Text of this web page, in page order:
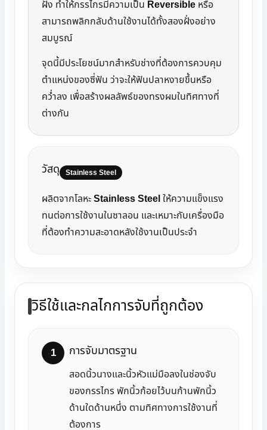
ฝั่ง ทำให้กรรไกรมีความเป็น Reversible หรือ
สามารถพลิกกลับด้านใช้งานได้ทั้งสองฝั่งอย่าง
สมบูรณ์
จุดนี้มีประโยชน์มากสำหรับช่างที่ต้องการควบคุม
ตำแหน่งของซี่ฟัน ว่าจะให้ฟันปลาหงายขึ้นหรือ
คว่ำลง เพื่อสร้างผลลัพธ์ของทรงผมในทิศทางที่
ต่างกัน
วัสดุ Stainless Steel
ผลิตจากโลหะStainless Steelให้ความแข็งแรง
ทนต่อการใช้งานในซาลอน และเหมาะกับเครื่องมือ
ที่ต้องทำความสะอาดหลังใช้งานเป็นประจำ
วิธีใช้และกลไกการจับที่ถูกต้อง
การจับมาตรฐาน
สอดนิ้วนางและนิ้วหัวแม่มือลงในช่องจับ
ของกรรไกร พักนิ้วก้อยไว้บนก้านพักนิ้ว
ด้านใดด้านหนึ่ง ตามทิศทางการใช้งานที่
ต้องการ